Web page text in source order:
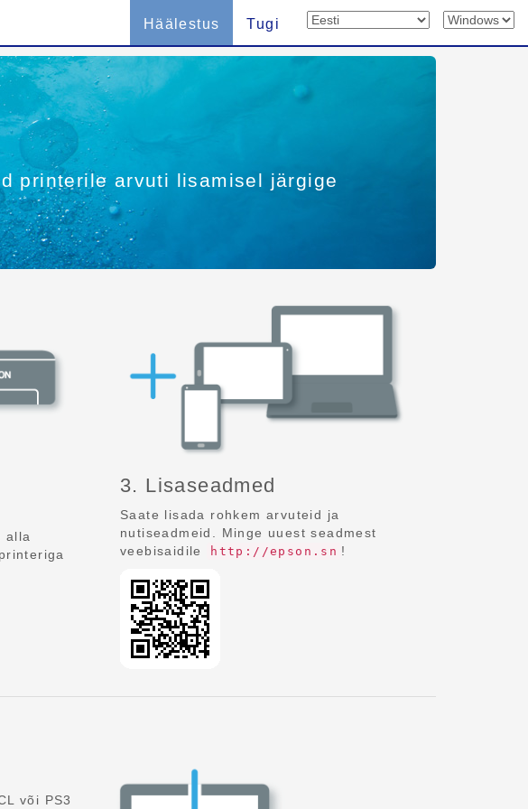
Häälestus Tugi
printerile arvuti lisamisel järgige
alla
3. Lisaseadmed
Saate lisada rohkem arvuteid ja
nutiseadmeid. Minge uuest seadmest
veebisaidile
http://epson.sn !
või PS3